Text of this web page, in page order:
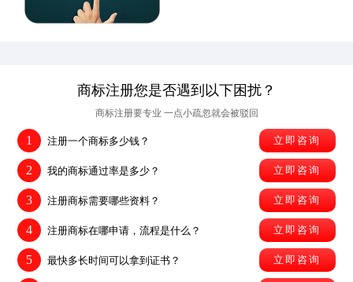
139****7812 成功查询
商标注册您是否遇到以下困扰？
商标注册要专业 一点小疏忽就会被驳回
1 注册一个商标多少钱？ 立即咨询
2 我的商标通过率是多少？ 立即咨询
3 注册商标需要哪些资料？ 立即咨询
4 注册商标在哪申请，流程是什么？ 立即咨询
5 最快多长时间可以拿到证书？ 立即咨询